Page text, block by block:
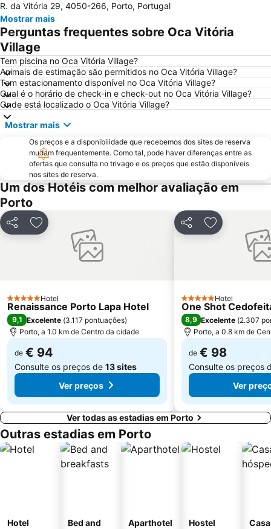
Praia do Furadouro
Cais de Gaia
Magikland
Pavilhão Rosa Mota
Norteshopping
Baixa
Casa da Música
Parque & Zoo Santo Inácio
Estação São Bento
Aver-o-Mar Beach
Europarque
Matosinhos Beach
Praia da Aguda
Hotel Solverde Beach
Ponte Dom Luís I
da Póvoa de Varzim
da Madalena
Edificio da Alfândega
Braga Parque
Mercado do Bolhão
Aldeia Rural Preservada de Quintandona
Palacio do Freixo
Mindelo Beach
Praia da Cortegaça
Bom Jesus do Monte
Arrábida Shopping
Praia de Esposende
Aquático de Fafe
Azurara Beach
R. da Vitória 29, 4050-266, Porto, Portugal
Mostrar mais
Perguntas frequentes sobre Oca Vitória
Village
Tem piscina no Oca Vitória Village?
Animais de estimação são permitidos no Oca Vitória Village?
Tem estacionamento disponível no Oca Vitória Village?
Qual é o horário de check-in e check-out no Oca Vitória Village?
Onde está localizado o Oca Vitória Village?
Mostrar mais
Os preços e a disponibilidade que recebemos dos sites de reserva
mudam frequentemente. Como tal, pode haver diferenças entre as
ofertas que consulta no trivago e os preços que estão disponíveis
nos sites de reserva.
Um dos Hotéis com melhor avaliação em
Porto
PartilharAdicionar aos favoritos
5 EstrelasHotel
Renaissance Porto Lapa Hotel
9,1 Excelente (3.117 pontuações)
Porto, a 1.0 km de Centro da cidade
de € 94
Consulte os preços de 13 sites
Ver preços
PartilharAdicionar
5 EstrelasHotel
One Shot
8,9 Excelente (2.307
Porto, a 0.8 km de
de € 98
Consulte os preços
Ver
Ver todas as estadias em Porto
Outras estadias em Porto
Hotel
Bed and
Aparthotel Hostel